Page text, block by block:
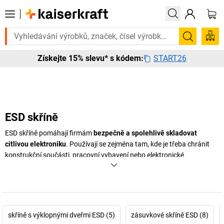
Potřebujete to urgentně? Vybrané bestsellery doručíme do
Hledání
Získejte 15% slevu* s kódem: START26
ESD skříně
ESD skříně pomáhají firmám bezpečně a spolehlivě skladovat
citlivou elektroniku. Používají se zejména tam, kde je třeba chránit
konstrukční součásti, pracovní vybavení nebo elektronické
komponenty před elektrostatickým výbojem a znečištěním všeho
udržovat pořádek na pracovištích.
skříně s výklopnými dveřmi ESD (5) zásuvkové skříně ESD (8)